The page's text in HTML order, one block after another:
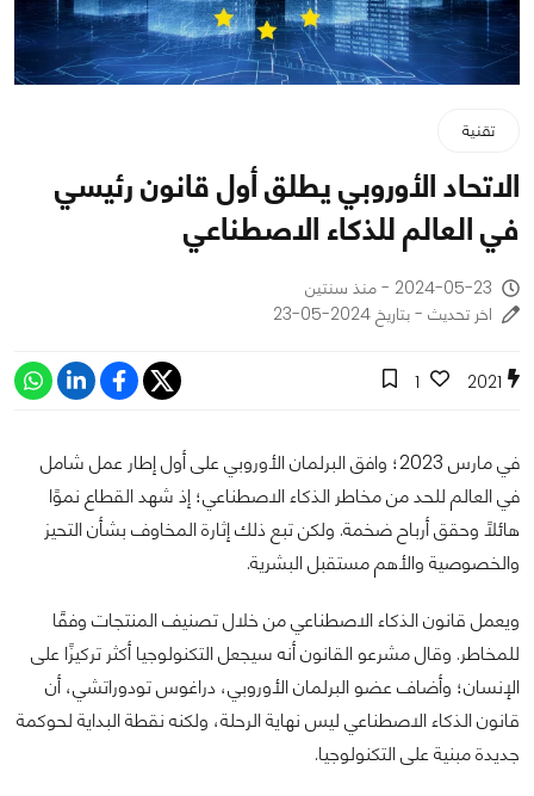
تقنية
الاتحاد الأوروبي يطلق أول قانون رئيسي
في العالم للذكاء الاصطناعي
2024-05-23 - منذ سنتين
اخر تحديث - بتاريخ 2024-05-23
2021
1
في مارس 2023؛ وافق البرلمان الأوروبي على أول إطار عمل شامل
في العالم للحد من مخاطر الذكاء الاصطناعي؛ إذ شهد القطاع نموًا
هائلًا وحقق أرباح ضخمة. ولكن تبع ذلك إثارة المخاوف بشأن التحيز
والخصوصية والأهم مستقبل البشرية.
ويعمل قانون الذكاء الاصطناعي من خلال تصنيف المنتجات وفقًا
للمخاطر. وقال مشرعو القانون أنه سيجعل التكنولوجيا أكثر تركيزًا على
الإنسان؛ وأضاف عضو البرلمان الأوروبي، دراغوس تودوراتشي، أن
قانون الذكاء الاصطناعي ليس نهاية الرحلة، ولكنه نقطة البداية لحوكمة
جديدة مبنية على التكنولوجيا.